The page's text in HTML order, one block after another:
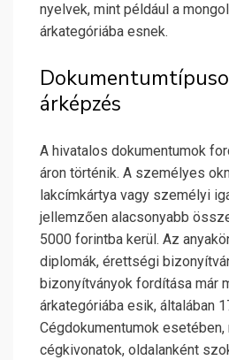
nyelvek, mint például a
árkategóriába esnek.
árképzés
A hivatalos dokumentumok
áron történik. A személyes
lakcímkártya vagy személyi
jellemzően alacsonyabb
5000 forintba kerül. Az
diplomák, érettségi
bizonyítványok fordítása már
árkategóriába esik, általában
Cégdokumentumok esetében,
cégkivonatok, oldalanként